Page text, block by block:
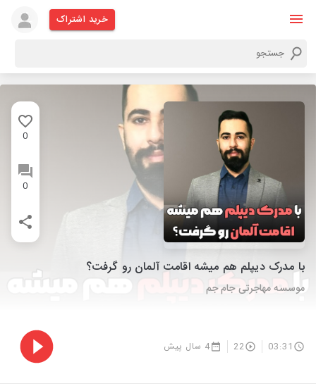
خرید اشتراک
0
0
با مدرک دیپلم هم میشه اقامت آلمان رو گرفت؟
موسسه مهاجرتی جام جم
03:31
22 4 سال پیش